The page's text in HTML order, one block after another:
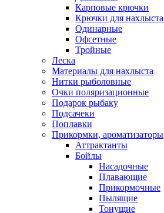
Карповые крючки
Крючки для нахлыста
Одинарные
Офсетные
Тройные
Леска
Материалы для нахлыста
Нитки рыболовные
Очки поляризационные
Подарок рыбаку
Подсачеки
Поплавки
Прикормки, ароматизаторы
Аттрактанты
Бойлы
Насадочные
Плавающие
Прикормочные
Пылящие
Тонущие